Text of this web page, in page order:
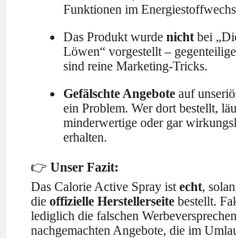
Funktionen im
Das Produkt wurde nicht bei
Löwen“ vorgestellt –
sind reine Marketing-Tricks.
Gefälschte Angebote auf
ein Problem. Wer dort bestellt,
minderwertige oder gar
erhalten.
👉 Unser Fazit:
Das Calorie Active Spray ist echt,
die offizielle Herstellerseite bestellt.
lediglich die falschen
nachgemachten Angebote, die im